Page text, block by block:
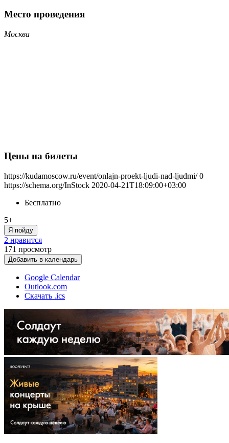
Место проведения
Москва
Цены на билеты
https://kudamoscow.ru/event/onlajn-proekt-ljudi-nad-ljudmi/ 0
https://schema.org/InStock 2020-04-21T18:09:00+03:00
Бесплатно
5+
Я пойду
2 нравится
171 просмотр
Добавить в календарь
Google Calendar
Outlook.com
Скачать .ics